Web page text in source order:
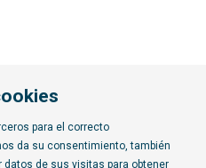
para el correcto
da su consentimiento, también
de sus visitas para obtener